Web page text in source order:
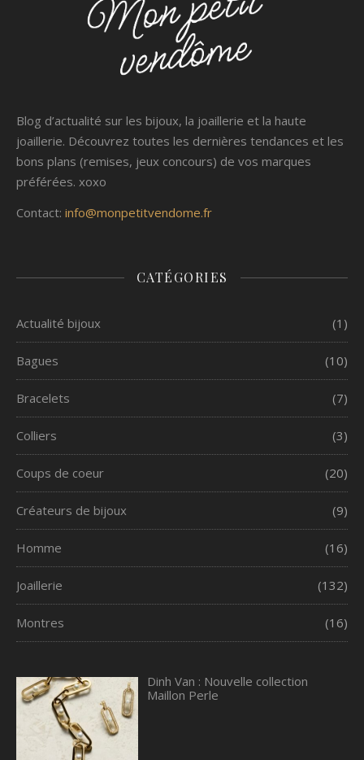
Blog d’actualité sur les bijoux, la joaillerie et la haute
joaillerie. Découvrez toutes les dernières tendances et les
bons plans (remises, jeux concours) de vos marques
préférées. xoxo
Contact: info@monpetitvendome.fr
CATÉGORIES
Actualité bijoux (1)
Bagues (10)
Bracelets (7)
Colliers (3)
Coups de coeur (20)
Créateurs de bijoux (9)
Homme (16)
Joaillerie (132)
Montres (16)
Dinh Van : Nouvelle collection
Maillon Perle